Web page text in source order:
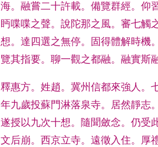
海。融嘗二十許載。備覽群經。仰
眄喋喋之聲。說 陀那之風。審七觸
想。達四選之無停。 固得體解時機
覽其指要。聊一觀之都融。融實斯
釋惠方。姓趙。冀州信都來強人 。
年九歲投蘇門淋落泉寺。 居然靜志
遂授以九次十想。 隨聞斂念。仍受
文后崩。 西京立寺。遠徵入住。 厚